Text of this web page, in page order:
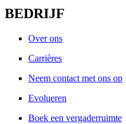
BEDRIJF
Over ons
Carrières
Neem contact met ons op
Evolueren
Boek een vergaderruimte